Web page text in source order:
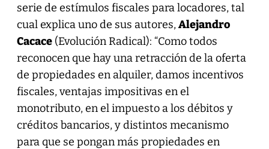
serie de estímulos fiscales para locadores, tal
cual explica uno de sus autores,Alejandro
Cacace(Evolución Radical): “Como todos
reconocen que hay una retracción de la oferta
de propiedades en alquiler, damos incentivos
fiscales, ventajas impositivas en el
monotributo, en el impuesto a los débitos y
créditos bancarios, y distintos mecanismo
para que se pongan más propiedades en